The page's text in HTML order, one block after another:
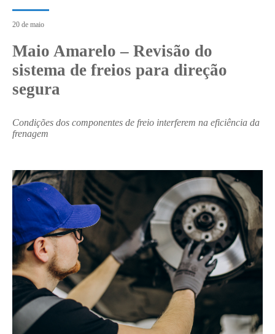
20 de maio
Maio Amarelo – Revisão do
sistema de freios para direção
segura
Condições dos componentes de freio interferem na eficiência da
frenagem